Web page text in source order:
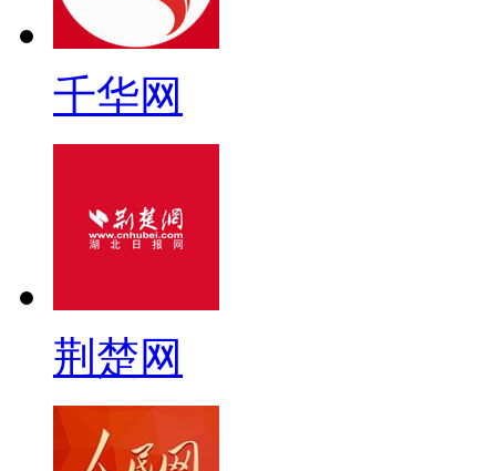
千华网
荆楚网